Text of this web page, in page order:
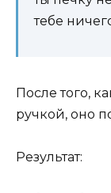
тебе
После того,
ручкой, оно
Результат: